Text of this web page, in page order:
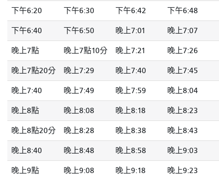
下午6:20 下午6:30 下午6:42 下午6:48
下午6:40 下午6:50 晚上7:01 晚上7:07
晚上7點 晚上7點10分 晚上7:21 晚上7:26
晚上7點20分 晚上7:29 晚上7:40 晚上7:45
晚上7:40 晚上7:49 晚上7:59 晚上8:04
晚上8點 晚上8:08 晚上8:18 晚上8:23
晚上8點20分 晚上8:28 晚上8:38 晚上8:43
晚上8:40 晚上8:48 晚上8:58 晚上9:03
晚上9點 晚上9:08 晚上9:18 晚上9:23